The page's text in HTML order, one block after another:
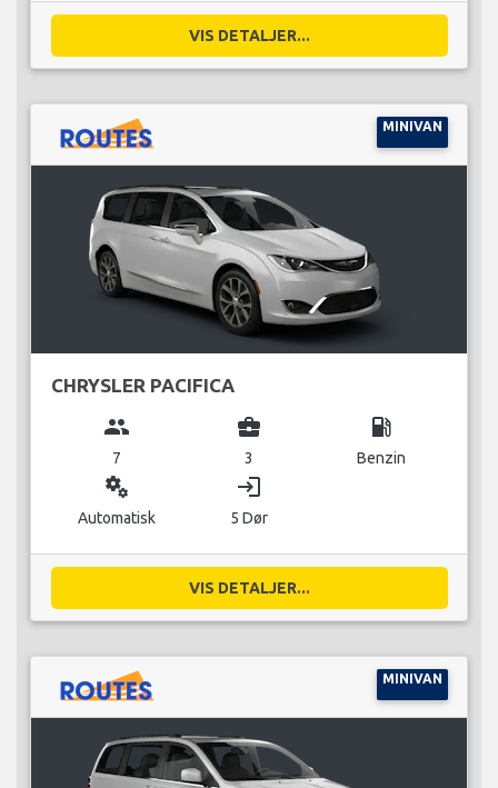
VIS DETALJER...
MINIVAN
CHRYSLER PACIFICA
group
7
business_center
3
local_gas_station
Benzin
miscellaneous_services
Automatisk
login
5 Dør
VIS DETALJER...
MINIVAN